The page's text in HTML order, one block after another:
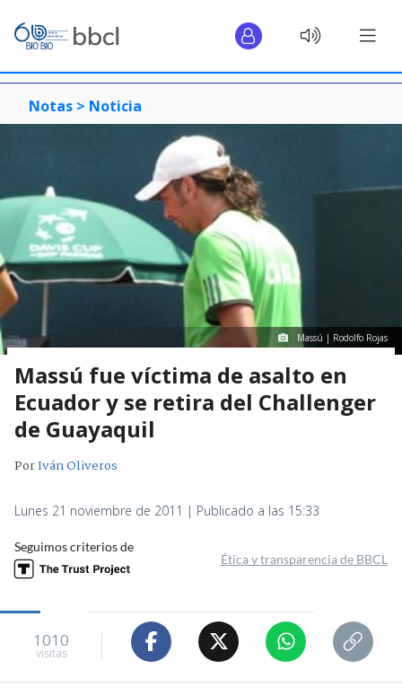
Notas > Noticia
Massú | Rodolfo Rojas
Massú fue víctima de asalto en
Ecuador y se retira del Challenger
de Guayaquil
PorIván Oliveros
Lunes 21 noviembre de 2011 | Publicado a las 15:33
Seguimos criterios de
Ética y transparencia de BBCL
1010
visitas